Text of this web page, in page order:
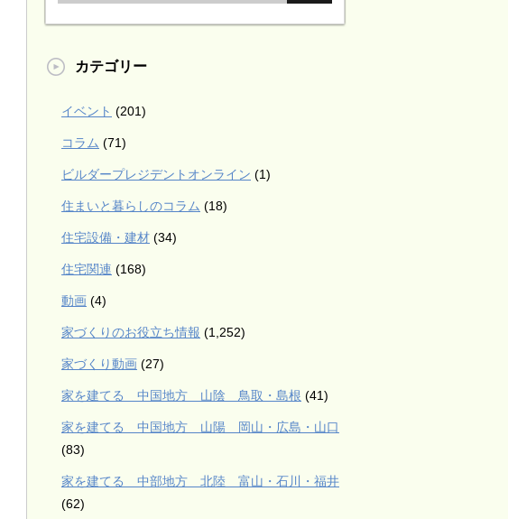
カテゴリー
イベント (201)
コラム (71)
ビルダープレジデントオンライン (1)
住まいと暮らしのコラム (18)
住宅設備・建材 (34)
住宅関連 (168)
動画 (4)
家づくりのお役立ち情報 (1,252)
家づくり動画 (27)
家を建てる 中国地方 山陰 鳥取・島根 (41)
家を建てる 中国地方 山陽 岡山・広島・山口
(83)
家を建てる 中部地方 北陸 富山・石川・福井
(62)